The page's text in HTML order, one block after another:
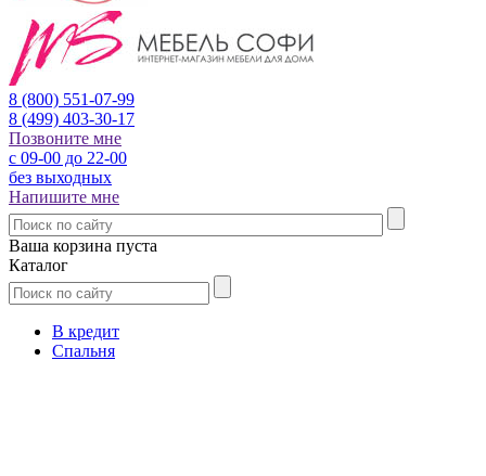
8 (800) 551-07-99
8 (499) 403-30-17
Позвоните мне
с 09-00 до 22-00
без выходных
Напишите мне
Ваша корзина пуста
Каталог
В кредит
Спальня